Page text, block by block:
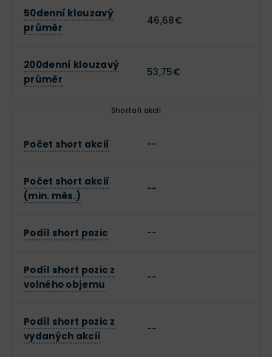
50denní klouzavý
průměr
46,68€
200denní klouzavý
průměr
53,75€
Shortaři akcií
Počet short akcií --
Počet short akcií
(min. měs.)
--
Podíl short pozic --
Podíl short pozic z
volného objemu
--
Podíl short pozic z
vydaných akcií
--